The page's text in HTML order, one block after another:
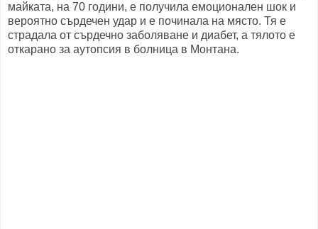
майката, на 70 години, е получила емоционален шок и
вероятно сърдечен удар и е починала на място. Тя е
страдала от сърдечно заболяване и диабет, а тялото е
откарано за аутопсия в болница в Монтана.